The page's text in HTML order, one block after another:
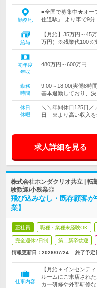
勤務地
■全国で募集中★オー
住道駅』 より車で9
給与
【月給】35万円～45
万円）※残業代100％
初年度
年収
480万円～600万円
勤務
時間
9:00～18:00(実働8時
基本退勤しており、
休日
休暇
＼＼年間休日125日
日 ※より高い収入を
求人詳細を見る
株式会社ホンダクリオ共立 | 転
験歓迎/小残業◎
飛び込みなし・既存顧客
業】
正社員 職種・業種未経験OK
完全週休2日制 第二新卒歓迎
情報更新日：2026/07/24 終了予定
仕事内容
【月給＋インセンテ
ルームにご来店され
カー研修や外部研修